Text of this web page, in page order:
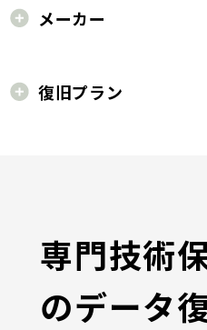
メーカー
復旧プラン
専門技術
のデータ